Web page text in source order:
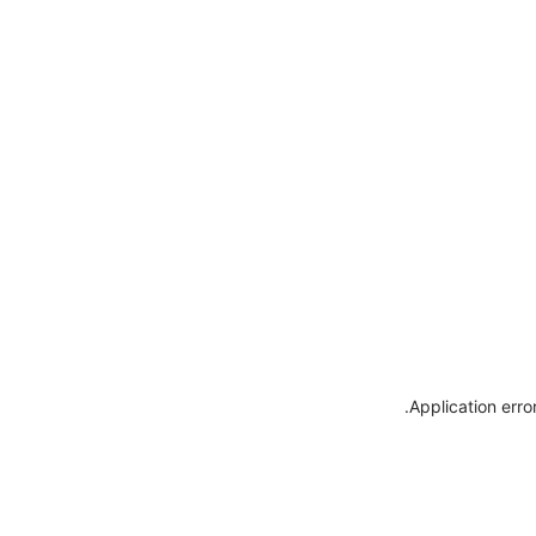
Application
.